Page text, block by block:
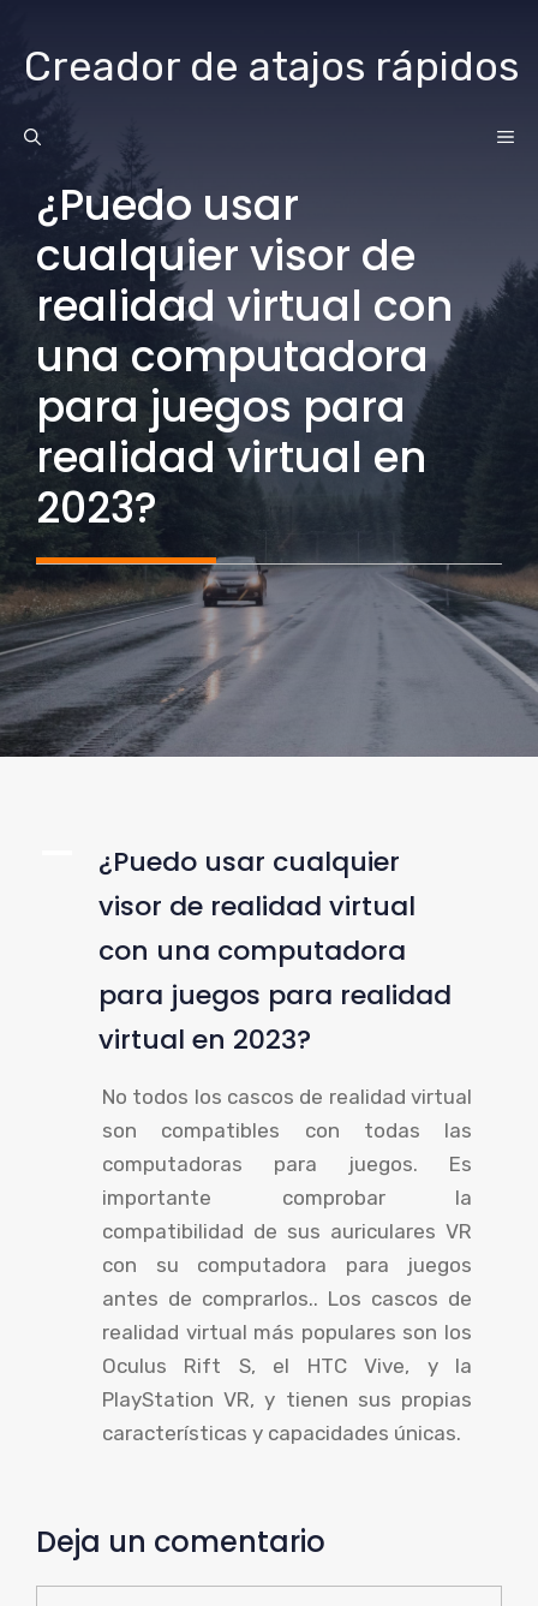
contenido
Creador de atajos rápidos
¿Puedo usar
cualquier visor de
realidad virtual con
una computadora
para juegos para
realidad virtual en
2023?
¿Puedo usar cualquier
visor de realidad virtual
con una computadora
para juegos para realidad
virtual en 2023?
No todos los cascos de realidad virtual
son compatibles con todas las
computadoras para juegos. Es
importante comprobar la
compatibilidad de sus auriculares VR
con su computadora para juegos
antes de comprarlos.. Los cascos de
realidad virtual más populares son los
Oculus Rift S, el HTC Vive, y la
PlayStation VR, y tienen sus propias
características y capacidades únicas.
Deja un comentario